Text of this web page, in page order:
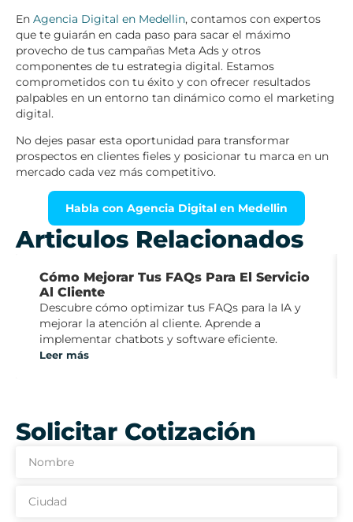
En Agencia Digital en Medellin, contamos con expertos
que te guiarán en cada paso para sacar el máximo
provecho de tus campañas Meta Ads y otros
componentes de tu estrategia digital. Estamos
comprometidos con tu éxito y con ofrecer resultados
palpables en un entorno tan dinámico como el marketing
digital.
No dejes pasar esta oportunidad para transformar
prospectos en clientes fieles y posicionar tu marca en un
mercado cada vez más competitivo.
Habla con Agencia Digital en Medellin
Articulos Relacionados
Cómo Mejorar Tus FAQs Para El Servicio
Al Cliente
Descubre cómo optimizar tus FAQs para la IA y
mejorar la atención al cliente. Aprende a
implementar chatbots y software eficiente.
Leer más
Solicitar Cotización